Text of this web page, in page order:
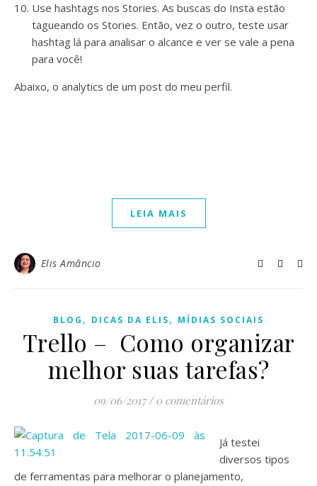
Use hashtags nos Stories. As buscas do Insta estão
tagueando os Stories. Então, vez o outro, teste usar
hashtag lá para analisar o alcance e ver se vale a pena
para você!
Abaixo, o analytics de um post do meu perfil.
LEIA MAIS
Elis Amâncio
BLOG , DICAS DA ELIS, MÍDIAS SOCIAIS
Trello – Como organizar
melhor suas tarefas?
09/06/2017 / 0 comentários
Já testei
diversos tipos
de ferramentas para melhorar o planejamento,